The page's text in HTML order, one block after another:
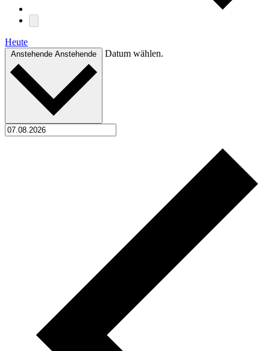
Heute
Anstehende Anstehende Datum wählen.